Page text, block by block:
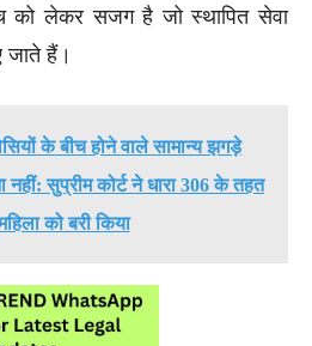
को लेकर सजग है जो स्थापित सेवा
जाते हैं।
के बीच होने वाले सामान्य झगड़े
सुप्रीम कोर्ट ने धारा 306 के तहत
को बरी किया